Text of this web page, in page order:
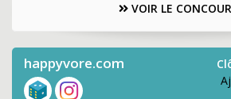
VOIR LE
happyvore.com